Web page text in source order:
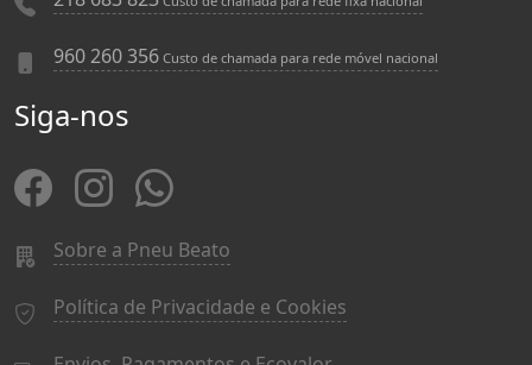
960 260 356 Custo de chamada para rede móvel nacional
Siga-nos
Sobre a Pneu Beato
Política de Privacidade e Cookies